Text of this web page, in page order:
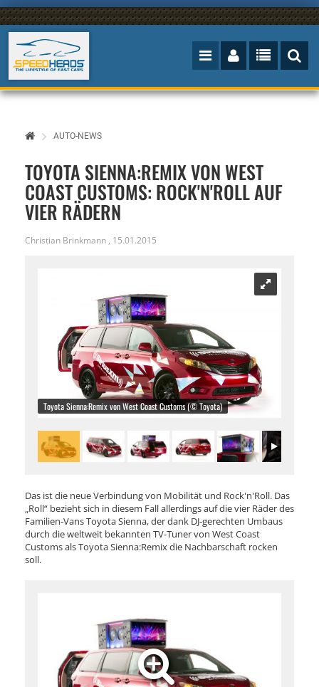
AUTO-NEWS
TOYOTA SIENNA:REMIX VON WEST
COAST CUSTOMS: ROCK'N'ROLL AUF
VIER RÄDERN
Christian Brinkmann , 15.01.2015
Toyota Sienna:Remix von West Coast Customs (© Toyota)
Das ist die neue Verbindung von Mobilität und Rock'n'Roll. Das
„Roll“ bezieht sich in diesem Fall allerdings auf die vier Räder des
Familien-Vans Toyota Sienna, der dank DJ-gerechten Umbaus
durch die weltweit bekannten TV-Tuner von West Coast
Customs als Toyota Sienna:Remix die Nachbarschaft rocken
soll.